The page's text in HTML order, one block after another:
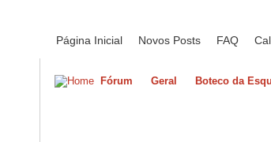
Página Inicial Novos Posts FAQ
Fórum Geral Boteco da